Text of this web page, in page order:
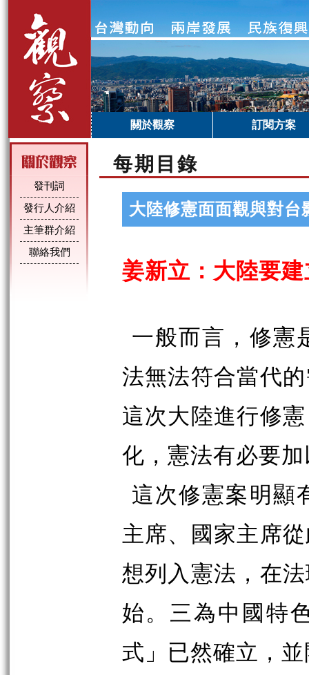
關於觀察 訂閱方案
發刊詞
發行人介紹
主筆群介紹
聯絡我們
每期目錄
大陸修憲面面觀與對台
姜新立：大陸要
一般而言，修憲
法無法符合當代
這次大陸進行修
化，憲法有必要
這次修憲案明顯
主席、國家主席
想列入憲法，在
始。三為中國特
式」已然確立，